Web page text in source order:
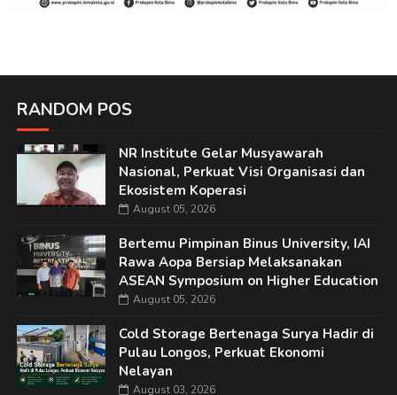
RANDOM POS
NR Institute Gelar Musyawarah
Nasional, Perkuat Visi Organisasi dan
Ekosistem Koperasi
August 05, 2026
Bertemu Pimpinan Binus University, IAI
Rawa Aopa Bersiap Melaksanakan
ASEAN Symposium on Higher Education
August 05, 2026
Cold Storage Bertenaga Surya Hadir di
Pulau Longos, Perkuat Ekonomi
Nelayan
August 03, 2026